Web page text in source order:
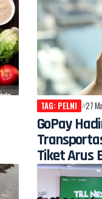
TAG: PELNI 27
GoPay
Tiket Arus